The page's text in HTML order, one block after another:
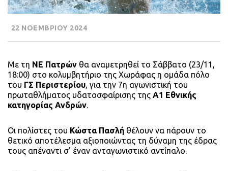
22 ΝΟΕΜΒΡΙΟΥ 2024
Με τη ΝΕ Πατρών θα αναμετρηθεί το Σάββατο (23/11,
18:00) στο κολυμβητήριο της Χωράφας η ομάδα πόλο
του ΓΣ Περιστερίου, για την 7η αγωνιστική του
πρωταθλήματος υδατοσφαίρισης της Α1 Εθνικής
κατηγορίας Ανδρών.
Οι πολίστες του Κώστα Πασλή θέλουν να πάρουν το
θετικό αποτέλεσμα αξιοποιώντας τη δύναμη της έδρας
τους απέναντι σ’ έναν ανταγωνιστικό αντίπαλο.